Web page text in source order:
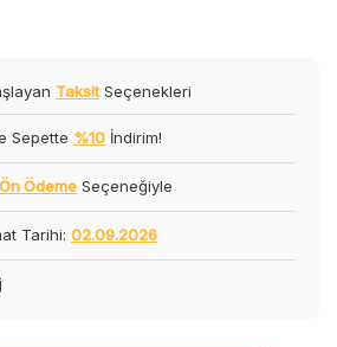
Taksit Seçenekleri
Sepette %10 İndirim!
Ön Ödeme Seçeneğiyle
Tarihi: 02.09.2026